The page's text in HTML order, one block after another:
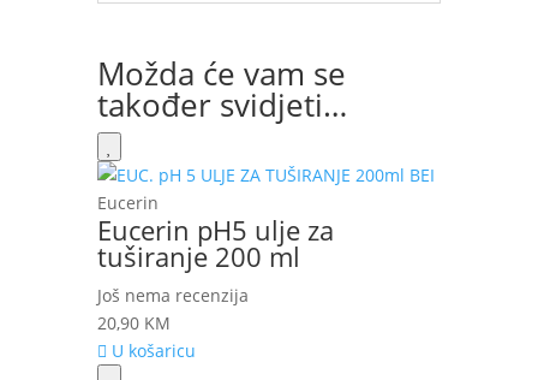
Možda će vam se
također svidjeti…
Eucerin
Eucerin pH5 ulje za
tuširanje 200 ml
Još nema recenzija
20,90 KM
U košaricu